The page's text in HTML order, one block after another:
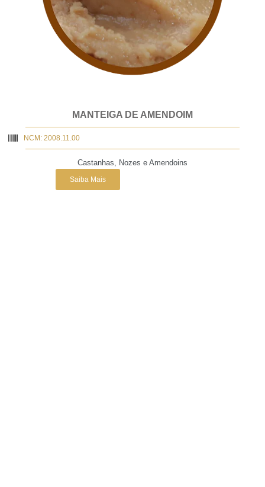
MANTEIGA DE AMENDOIM
NCM: 2008.11.00
Castanhas, Nozes e Amendoins
Saiba Mais